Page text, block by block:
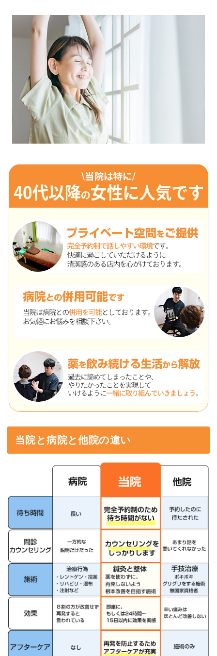
当院と病院と他院の違い